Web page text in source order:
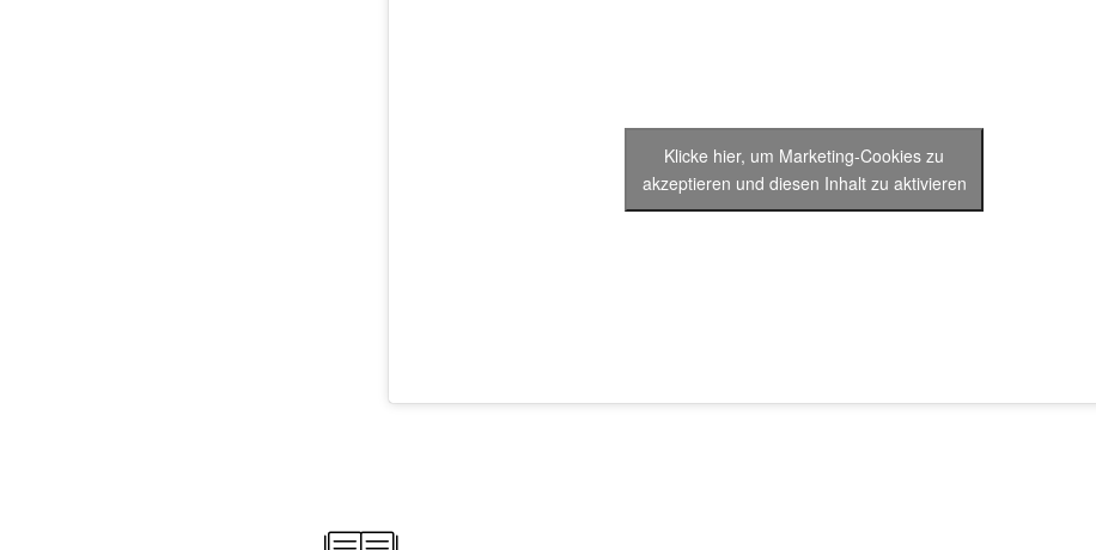
Klicke hier, um Marketing-Cookies zu
akzeptieren und diesen Inhalt zu aktivieren